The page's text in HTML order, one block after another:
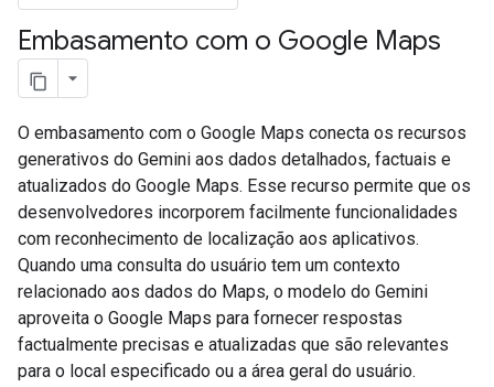
Embasamento com o Google Maps
O embasamento com o Google Maps conecta os recursos
generativos do Gemini aos dados detalhados, factuais e
atualizados do Google Maps. Esse recurso permite que os
desenvolvedores incorporem facilmente funcionalidades
com reconhecimento de localização aos aplicativos.
Quando uma consulta do usuário tem um contexto
relacionado aos dados do Maps, o modelo do Gemini
aproveita o Google Maps para fornecer respostas
factualmente precisas e atualizadas que são relevantes
para o local especificado ou a área geral do usuário.